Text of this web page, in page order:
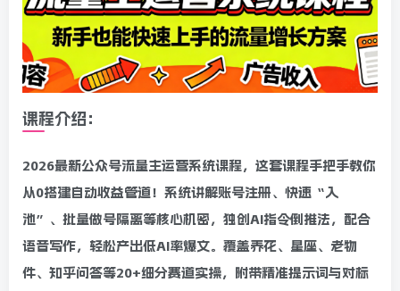
课程介绍：
2026最新公众号流量主运营系统课程，这套课程手把手教你
从0搭建自动收益管道！系统讲解账号注册、快速“入
池”、批量做号隔离等核心机密，独创AI指令倒推法，配合
语音写作，轻松产出低AI率爆文。覆盖养花、星座、老物
件、知乎问答等20+细分赛道实操，附带精准提示词与对标